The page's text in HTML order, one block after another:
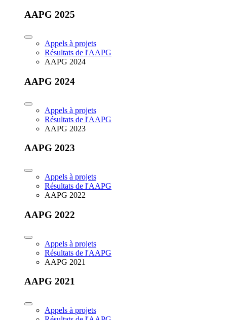
AAPG 2025
Appels à projets
Résultats de l'AAPG
AAPG 2024
AAPG 2024
Appels à projets
Résultats de l'AAPG
AAPG 2023
AAPG 2023
Appels à projets
Résultats de l'AAPG
AAPG 2022
AAPG 2022
Appels à projets
Résultats de l'AAPG
AAPG 2021
AAPG 2021
Appels à projets